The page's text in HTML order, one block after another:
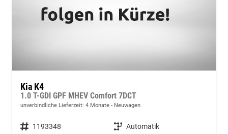
Kia K4
1.0 T-GDI GPF MHEV Comfort 7DCT
unverbindliche Lieferzeit: 4 Monate Neuwagen
Fahrzeugnummer 1193348 Getriebe Automatik